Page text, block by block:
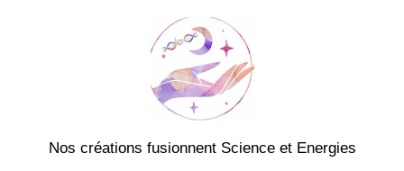
Nos créations fusionnent Science et Energies